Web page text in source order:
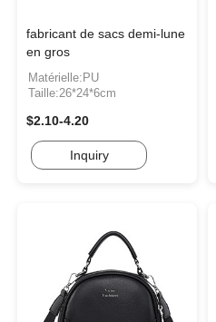
fabricant de sacs demi-lune
en gros
Matérielle:PU
Taille:26*24*6cm
$2.10-4.20
Inquiry